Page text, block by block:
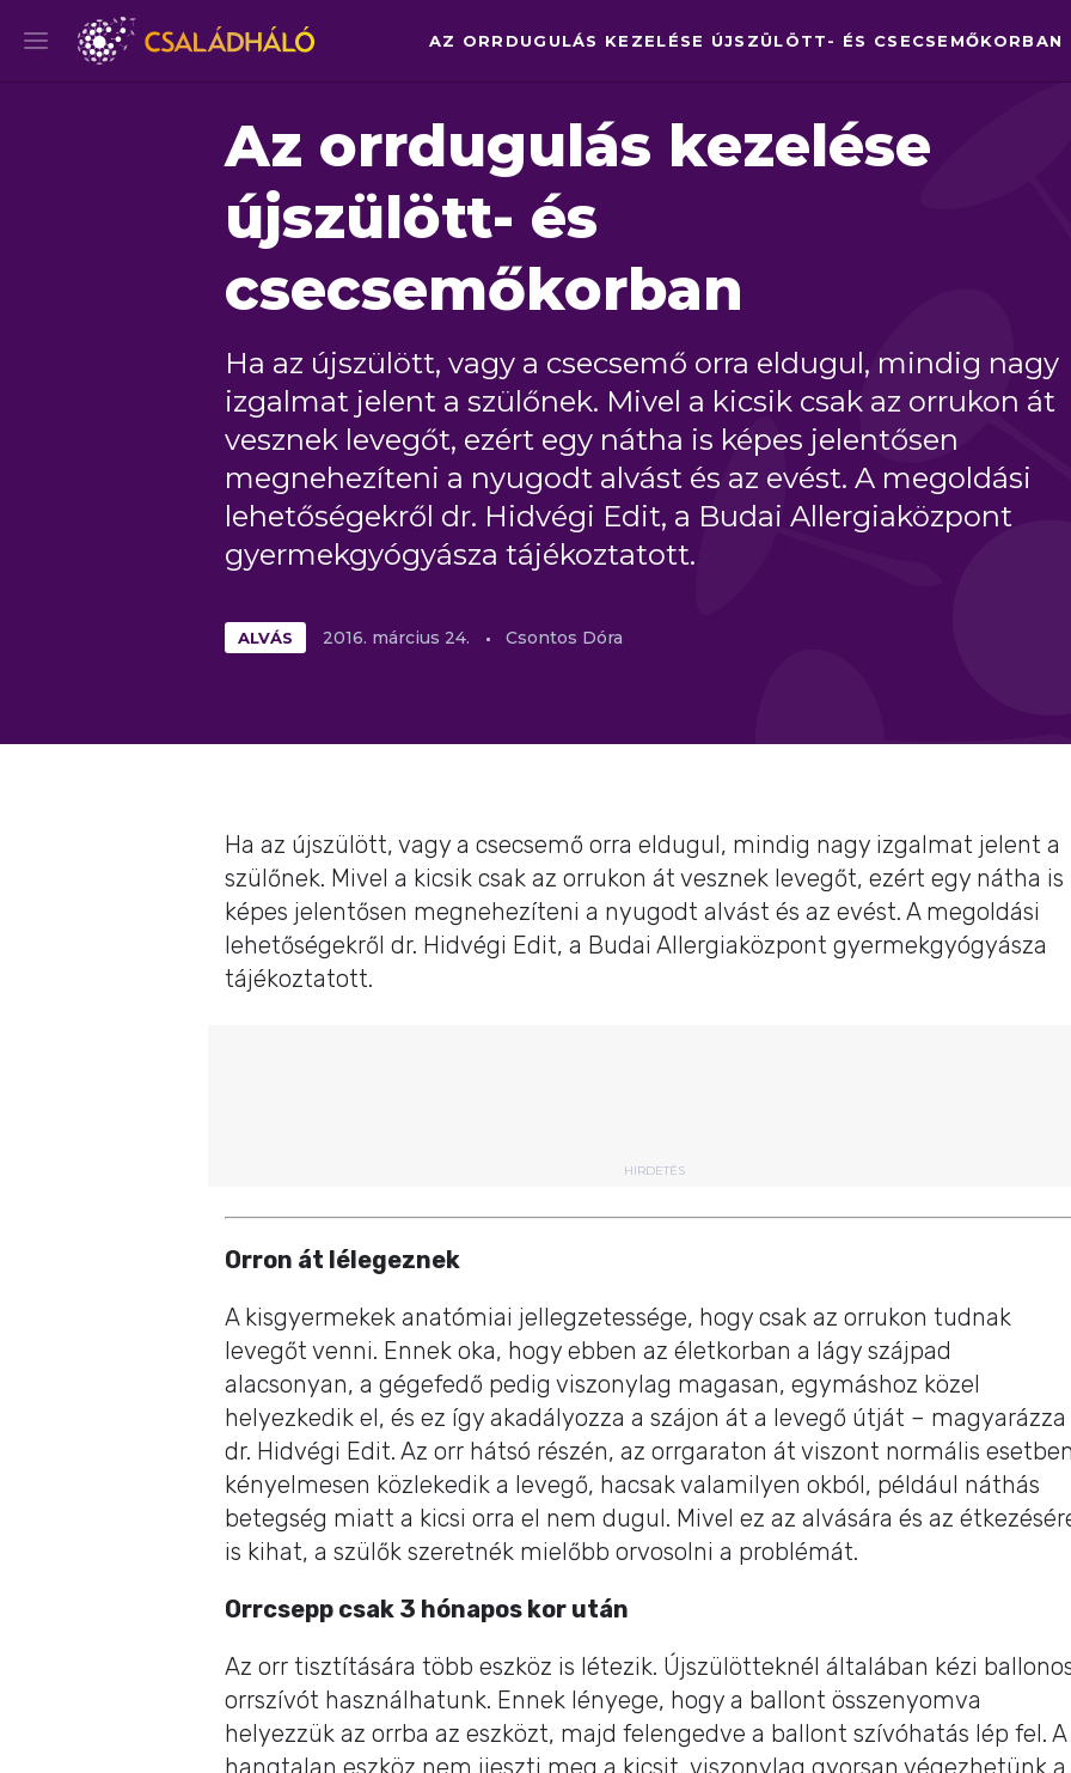
AZ ORRDUGULÁS KEZELÉSE ÚJSZÜLÖTT- ÉS CSECSEMŐKORBAN
Az orrdugulás kezelése
újszülött- és
csecsemőkorban
Ha az újszülött, vagy a csecsemő orra eldugul, mindig nagy
izgalmat jelent a szülőnek. Mivel a kicsik csak az orrukon át
vesznek levegőt, ezért egy nátha is képes jelentősen
megnehezíteni a nyugodt alvást és az evést. A megoldási
lehetőségekről dr. Hidvégi Edit, a Budai Allergiaközpont
gyermekgyógyásza tájékoztatott.
ALVÁS 2016. március 24. Csontos Dóra
Ha az újszülött, vagy a csecsemő orra eldugul, mindig nagy izgalmat jelent a
szülőnek. Mivel a kicsik csak az orrukon át vesznek levegőt, ezért egy nátha is
képes jelentősen megnehezíteni a nyugodt alvást és az evést. A megoldási
lehetőségekről dr. Hidvégi Edit, a Budai Allergiaközpont gyermekgyógyásza
tájékoztatott.
HIRDETÉS
Orron át lélegeznek
A kisgyermekek anatómiai jellegzetessége, hogy csak az orrukon tudnak
levegőt venni. Ennek oka, hogy ebben az életkorban a lágy szájpad
alacsonyan, a gégefedő pedig viszonylag magasan, egymáshoz közel
helyezkedik el, és ez így akadályozza a szájon át a levegő útját – magyarázza
dr. Hidvégi Edit. Az orr hátsó részén, az orrgaraton át viszont normális esetben
kényelmesen közlekedik a levegő, hacsak valamilyen okból, például náthás
betegség miatt a kicsi orra el nem dugul. Mivel ez az alvására és az
is kihat, a szülők szeretnék mielőbb orvosolni a problémát.
Orrcsepp csak 3 hónapos kor után
Az orr tisztítására több eszköz is létezik. Újszülötteknél általában kézi
orrszívót használhatunk. Ennek lényege, hogy a ballont összenyomva
helyezzük az orrba az eszközt, majd felengedve a ballont szívóhatás lép fel. A
hangtalan eszköz nem ijeszti meg a kicsit, viszonylag gyorsan végezhetünk a